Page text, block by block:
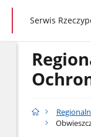
gov.pl
Serwis